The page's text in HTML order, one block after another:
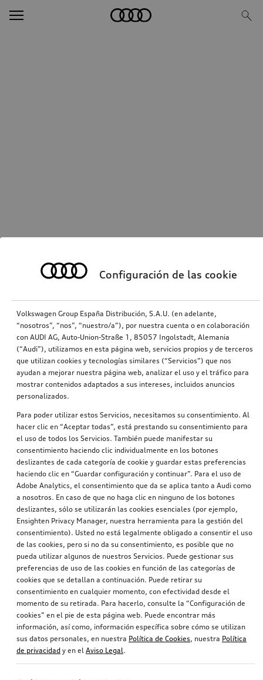
Configuración de las cookie
Volkswagen Group España Distribución, S.A.U. (en adelante,
“nosotros”, “nos”, “nuestro/a”), por nuestra cuenta o en colaboración
con AUDI AG, Auto-Union-Straße 1, 85057 Ingolstadt, Alemania
(“Audi”), utilizamos en esta página web, servicios propios y de terceros
que utilizan cookies y tecnologías similares (“Servicios”) que nos
ayudan a mejorar nuestra página web, analizar el uso y el tráfico para
mostrar contenidos adaptados a sus intereses, incluidos anuncios
personalizados.
Para poder utilizar estos Servicios, necesitamos su consentimiento. Al
hacer clic en “Aceptar todas”, está prestando su consentimiento para
el uso de todos los Servicios. También puede manifestar su
consentimiento haciendo clic individualmente en los botones
deslizantes de cada categoría de cookie y guardar estas preferencias
haciendo clic en “Guardar configuración y continuar”. Para el uso de
Adobe Analytics, el consentimiento que da se aplica tanto a Audi como
a nosotros. En caso de que no haga clic en ninguno de los botones
deslizantes, sólo se utilizarán las cookies esenciales (por ejemplo,
Ensighten Privacy Manager, nuestra herramienta para la gestión del
consentimiento). Usted no está legalmente obligado a consentir el uso
de las cookies, pero si no da su consentimiento, es posible que no
pueda utilizar algunos de nuestros Servicios. Puede gestionar sus
preferencias de uso de las cookies en función de las categorías de
cookies que se detallan a continuación. Puede retirar su
consentimiento en cualquier momento, con efectividad desde el
momento de su retirada. Para hacerlo, consulte la “Configuración de
cookies” en el pie de esta página web. Puede encontrar más
información, así como, información específica sobre cómo se utilizan
sus datos personales, en nuestra Política de Cookies, nuestra Política
de privacidad y en el Aviso Legal.